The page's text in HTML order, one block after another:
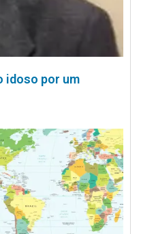
idoso por um